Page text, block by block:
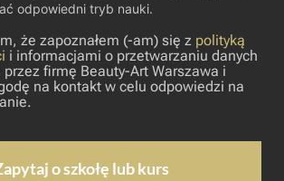
odpowiedni tryb nauki.
że zapoznałem (-am) się z polityką
i informacjami o przetwarzaniu danych
firmę Beauty-Art Warszawa i
na kontakt w celu odpowiedzi na